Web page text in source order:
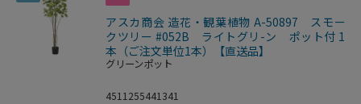
アスカ商会 造花・観葉植物 A-50897 スモー
クツリー #052B ライトグリ-ン ポット付 1
本（ご注文単位1本）【直送品】
グリーンポット
4511255441341